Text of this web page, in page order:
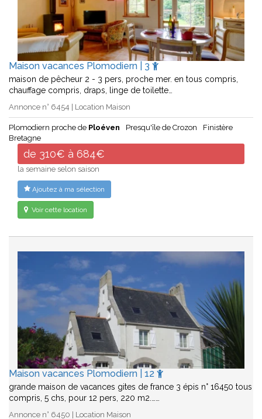
Maison vacances Plomodiern | 3
maison de pêcheur 2 - 3 pers, proche mer. en tous compris,
chauffage compris, draps, linge de toilette…
Annonce n° 6454 | Location Maison
Plomodiern proche de Ploéven Presqu'île de Crozon
Finistère
Bretagne
de 310€ à 684€
la semaine selon saison
Ajoutez à ma sélection
Voir cette location
Maison vacances Plomodiern | 12
grande maison de vacances gites de france 3 épis n° 16450 tous
compris, 5 chs, pour 12 pers, 220 m2.……
Annonce n° 6450 | Location Maison